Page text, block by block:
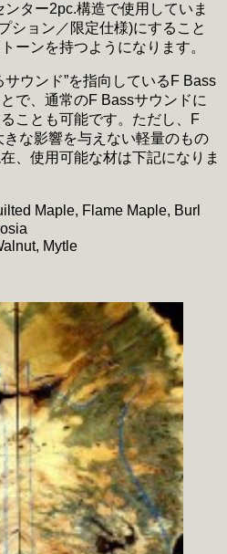
ター2pc.構造で使用していま
ション／限定仕様)にすること
ーンを持つようになります。
ウンド”を指向しているF Bass
で、通常のF Bassサウンドに
ことも可能です。ただし、F
な影響を与えない軽量のもの
、使用可能な材は下記になりま
Maple, Flame Maple, Burl
Mytle